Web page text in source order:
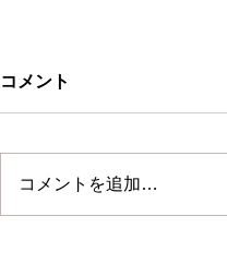
コメント
コメントを追加…